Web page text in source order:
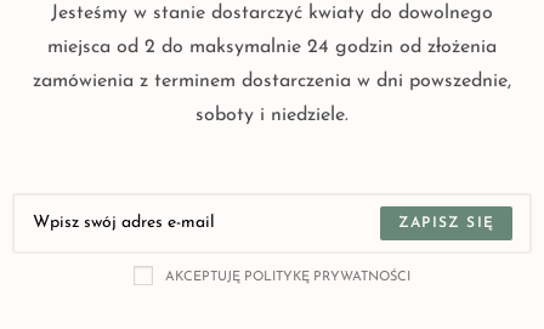
Jesteśmy w stanie dostarczyć kwiaty do dowolnego
miejsca od 2 do maksymalnie 24 godzin od złożenia
zamówienia z terminem dostarczenia w dni powszednie,
soboty i niedziele.
ZAPISZ SIĘ
AKCEPTUJĘ POLITYKĘ PRYWATNOŚCI